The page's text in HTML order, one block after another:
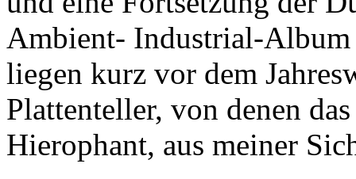
Ambient- Industrial-Album
liegen kurz vor dem
Plattenteller, von denen
Hierophant, aus meiner